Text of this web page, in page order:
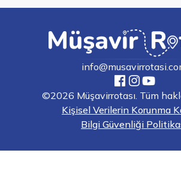
©2026 Müşavirrotası. Tüm
Kişisel Verilerin Korunma
Bilgi Güvenliği